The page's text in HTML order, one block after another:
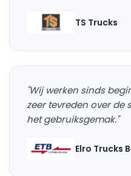
TS Trucks
"Wij werken sinds
zeer tevreden over de
het gebruiksgemak."
Elro Trucks